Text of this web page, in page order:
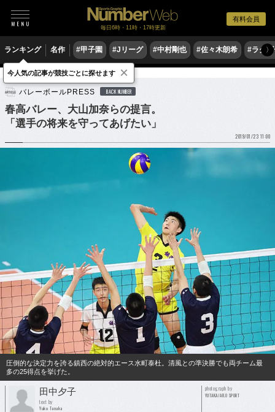
有料会員
毎日6時・11時・17時更新
ランキング 名作 #甲子園 #Jリーグ #中村剛也 #佐々木朗希 #ラグ〉
バレーボール
バレーボールPRESS BACK NUMBER
春高バレー、大山加奈らの提言。
「選手の将来を守ってあげたい」
2019/01/23 11:00
圧倒的な決定力を誇る鎮西の絶対的エース水町泰杜。清風との準決勝でも両チーム最
多の25得点を挙げた。
田中夕子
text by
Yuko Tanaka
photograph by
YUTAKA/AFLO SPORT
今人気の記事が競技ごとに探せます ×